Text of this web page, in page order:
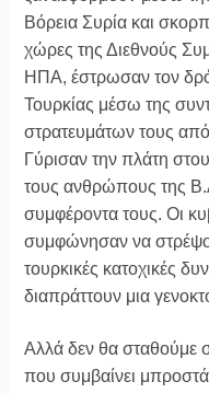
Βόρεια Συρία και
χώρες της Διεθνούς
ΗΠΑ, έστρωσαν τον
Τουρκίας μέσω της
στρατευμάτων τους
Γύρισαν την πλάτη
τους ανθρώπους της
συμφέροντα τους. Οι
συμφώνησαν να
τουρκικές κατοχικές
διαπράττουν μια
Αλλά δεν θα σταθούμε
που συμβαίνει